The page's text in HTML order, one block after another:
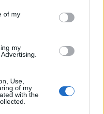
of my
my
Use,
of my
with the
sui ripescaggi e poi il
i propri organici